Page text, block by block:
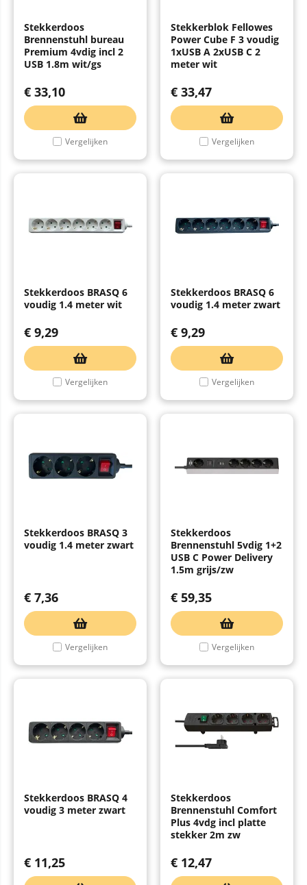
Stekkerdoos
Brennenstuhl bureau
Premium 4vdig incl 2
USB 1.8m wit/gs
€ 33,10
Vergelijken
Stekkerblok Fellowes
Power Cube F 3 voudig
1xUSB A 2xUSB C 2
meter wit
€ 33,47
Vergelijken
Stekkerdoos BRASQ 6
voudig 1.4 meter wit
€ 9,29
Vergelijken
Stekkerdoos BRASQ 6
voudig 1.4 meter zwart
€ 9,29
Vergelijken
Stekkerdoos BRASQ 3
voudig 1.4 meter zwart
€ 7,36
Vergelijken
Stekkerdoos
Brennenstuhl 5vdig 1+2
USB C Power Delivery
1.5m grijs/zw
€ 59,35
Vergelijken
Stekkerdoos BRASQ 4
voudig 3 meter zwart
€ 11,25
Stekkerdoos
Brennenstuhl Comfort
Plus 4vdg incl platte
stekker 2m zw
€ 12,47